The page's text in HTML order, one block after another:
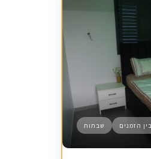
בין הזמנים שבתות